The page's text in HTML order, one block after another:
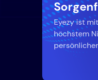
Eyezy ist
höchstem